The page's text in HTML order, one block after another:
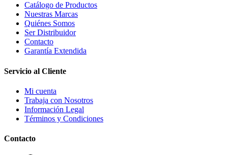
Catálogo de Productos
Nuestras Marcas
Quiénes Somos
Ser Distribuidor
Contacto
Garantía Extendida
Servicio al Cliente
Mi cuenta
Trabaja con Nosotros
Información Legal
Términos y Condiciones
Contacto